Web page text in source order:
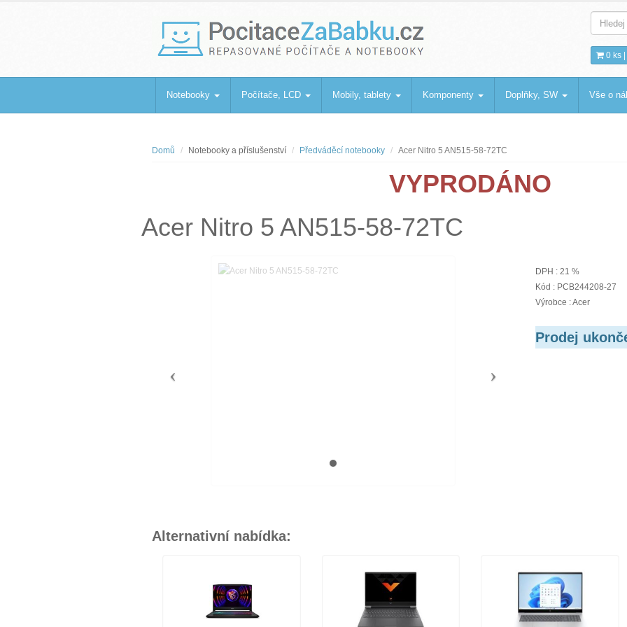
PocitaceZaBabku.cz
Repasované počítače a notebooky 0 ks |
Notebooky Počítače, LCD Mobily, tablety Komponenty Doplňky, SW Vše o
Domů Notebooky a příslušenství Předváděcí notebooky Acer Nitro 5 AN515-58-72TC
VYPRODÁNO
Acer Nitro 5 AN515-58-72TC
DPH : 21 %
Kód : PCB244208-27
Výrobce : Acer
Prodej
Alternativní nabídka: